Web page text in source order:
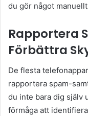
du gör något
Rapportera
Förbättra
De flesta
rapportera spam-
du inte bara dig själv
förmåga att